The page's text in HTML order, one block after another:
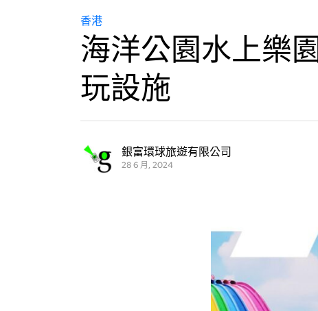
香港
海洋公園水上樂
玩設施
銀富環球旅遊有限公司
28 6 月, 2024